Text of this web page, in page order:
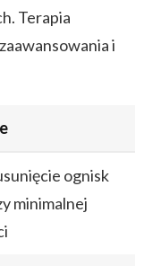
Terapia
i
ognisk
minimalnej